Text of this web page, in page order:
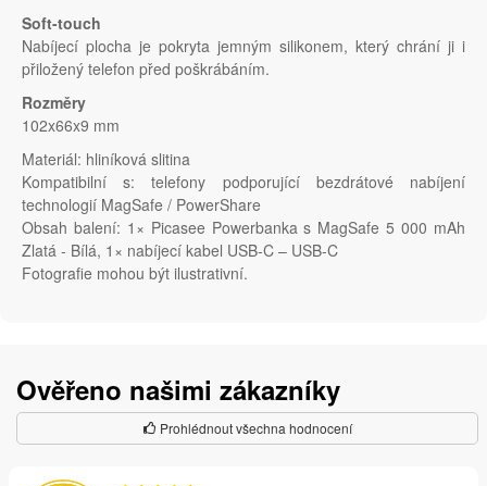
Soft-touch
Nabíjecí plocha je pokryta jemným silikonem, který chrání ji i
přiložený telefon před poškrábáním.
Rozměry
102x66x9 mm
Materiál: hliníková slitina
Kompatibilní s: telefony podporující bezdrátové nabíjení
technologií MagSafe / PowerShare
Obsah balení: 1× Picasee Powerbanka s MagSafe 5 000 mAh
Zlatá - Bílá, 1× nabíjecí kabel USB-C – USB-C
Fotografie mohou být ilustrativní.
Ověřeno našimi zákazníky
Prohlédnout všechna hodnocení